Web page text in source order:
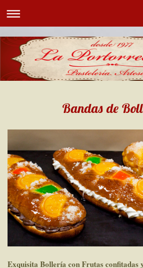
Bandas de
Exquisita Bollería con Frutas confitadas